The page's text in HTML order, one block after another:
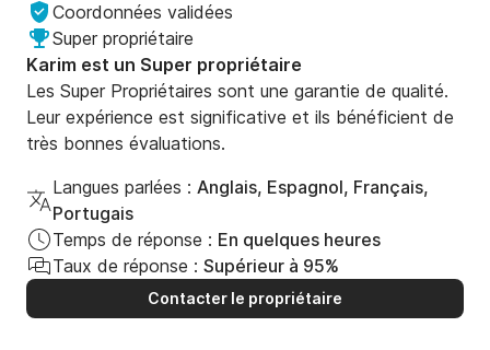
Coordonnées validées
Super propriétaire
Karim est un Super propriétaire
Les Super Propriétaires sont une garantie de qualité.
Leur expérience est significative et ils bénéficient de
très bonnes évaluations.
Langues parlées : Anglais, Espagnol, Français,
Portugais
Temps de réponse : En quelques heures
Taux de réponse : Supérieur à 95%
Contacter le propriétaire